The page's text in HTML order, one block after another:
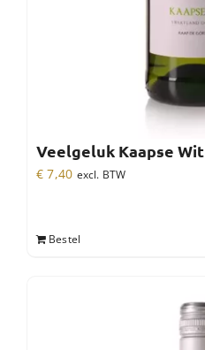
Veelgeluk Kaapse Wit
€ 7,40 excl. BTW
Bestel